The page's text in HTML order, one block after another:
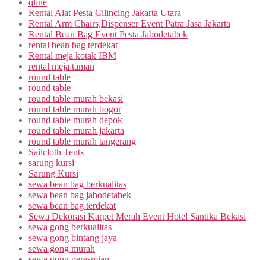
qline
Rental Alat Pesta Cilincing Jakarta Utara
Rental Arm Chairs,Dispenser Event Patra Jasa Jakarta
Rental Bean Bag Event Pesta Jabodetabek
rental bean bag terdekat
Rental meja kotak IBM
rental meja taman
round table
round table
round table murah bekasi
round table murah bogor
round table murah depok
round table murah jakarta
round table murah tangerang
Sailcloth Tents
sarung kursi
Sarung Kursi
sewa bean bag berkualitas
sewa bean bag jabodetabek
sewa bean bag terdekat
Sewa Dekorasi Karpet Merah Event Hotel Santika Bekasi
sewa gong berkualitas
sewa gong bintang jaya
sewa gong murah